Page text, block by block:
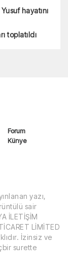
hayatını
toplatıldı
Forum
Künye
yazı,
sair
İLETİŞİM
LİMİTED
İzinsiz ve
surette